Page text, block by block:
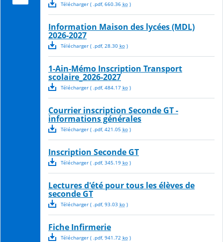
Télécharger( .pdf, 660.36 ko)
Information Maison des lycées (MDL)
2026-2027
Télécharger( .pdf, 28.30 ko)
1-Ain-Mémo Inscription Transport
scolaire_2026-2027
Télécharger( .pdf, 484.17 ko)
Courrier inscription Seconde GT -
informations générales
Télécharger( .pdf, 421.05 ko)
Inscription Seconde GT
Télécharger( .pdf, 345.19 ko)
Lectures d'été pour tous les élèves de
seconde GT
Télécharger( .pdf, 93.03 ko)
Fiche Infirmerie
Télécharger( .pdf, 941.72 ko)